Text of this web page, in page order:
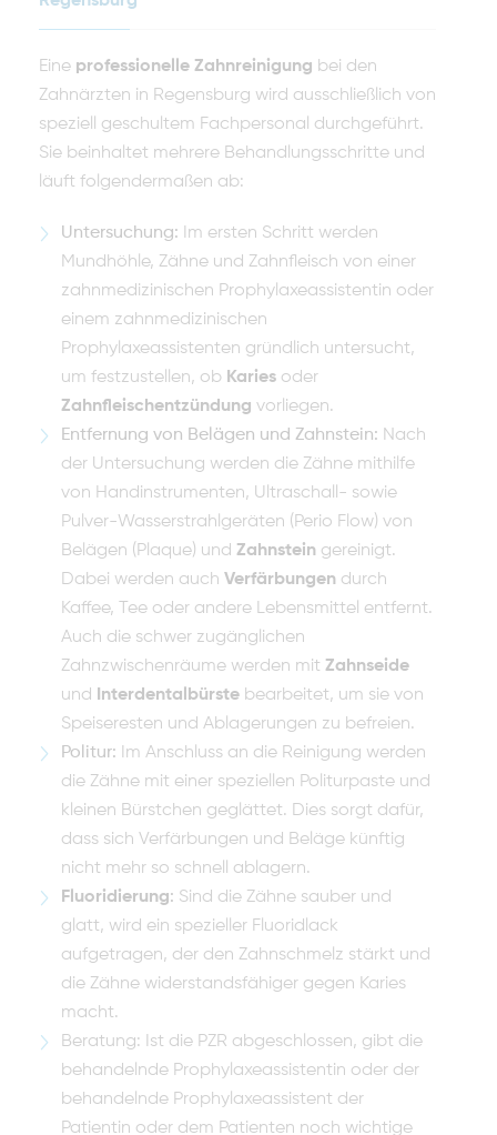
Eine professionelle Zahnreinigung bei den
Zahnärzten in Regensburg wird ausschließlich von
speziell geschultem Fachpersonal durchgeführt.
Sie beinhaltet mehrere Behandlungsschritte und
läuft folgendermaßen ab:
Untersuchung: Im ersten Schritt werden
Mundhöhle, Zähne und Zahnfleisch von einer
zahnmedizinischen Prophylaxeassistentin oder
einem zahnmedizinischen
Prophylaxeassistenten gründlich untersucht,
um festzustellen, ob Karies oder
Zahnfleischentzündung vorliegen.
Entfernung von Belägen und Zahnstein: Nach
der Untersuchung werden die Zähne mithilfe
von Handinstrumenten, Ultraschall- sowie
Pulver-Wasserstrahlgeräten (Perio Flow) von
Belägen (Plaque) und Zahnstein gereinigt.
Dabei werden auch Verfärbungen durch
Kaffee, Tee oder andere Lebensmittel entfernt.
Auch die schwer zugänglichen
Zahnzwischenräume werden mit Zahnseide
und
Interdentalbürste bearbeitet, um sie von
Speiseresten und Ablagerungen zu befreien.
Politur: Im Anschluss an die Reinigung werden
die Zähne mit einer speziellen Politurpaste und
kleinen Bürstchen geglättet. Dies sorgt dafür,
dass sich Verfärbungen und Beläge künftig
nicht mehr so schnell ablagern.
Fluoridierung: Sind die Zähne sauber und
glatt, wird ein spezieller Fluoridlack
aufgetragen, der den Zahnschmelz stärkt und
die Zähne widerstandsfähiger gegen Karies
macht.
Beratung: Ist die PZR abgeschlossen, gibt die
behandelnde Prophylaxeassistentin oder der
behandelnde Prophylaxeassistent der
Patientin oder dem Patienten noch wichtige